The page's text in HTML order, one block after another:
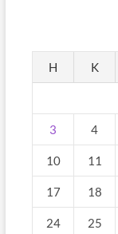
H K
3 4
10 11
17 18
24 25